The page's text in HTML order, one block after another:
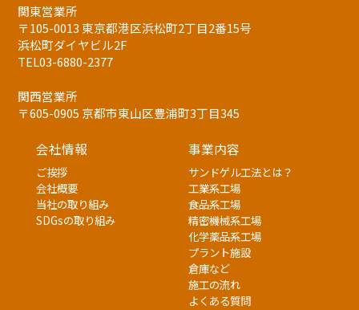
関東営業所
〒105-0013 東京都港区浜松町2丁目2番15号
浜松町ダイヤビル2F
TEL03-6880-2377
関西営業所
〒605-0905 京都市東山区豊浦町3丁目345
会社情報
ご挨拶
会社概要
当社の取り組み
SDGsの取り組み
事業内容
サンドゲル工法とは？
工業系工場
食品系工場
精密機械系工場
化学薬品系工場
プラント施設
倉庫など
施工の流れ
よくある質問